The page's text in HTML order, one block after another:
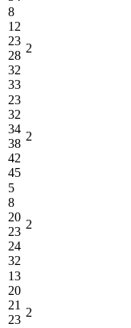
8
12
23
28
32
33
2
23
32
34
38
42
45
2
5
8
20
23
24
32
2
13
20
21
23
2